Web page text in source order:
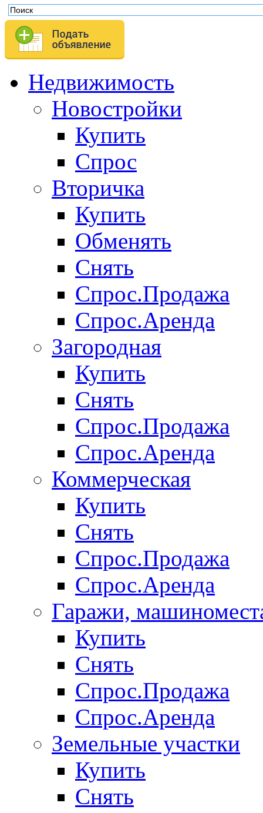
Недвижимость
Новостройки
Купить
Спрос
Вторичка
Купить
Обменять
Снять
Спрос.Продажа
Спрос.Аренда
Загородная
Купить
Снять
Спрос.Продажа
Спрос.Аренда
Коммерческая
Купить
Снять
Спрос.Продажа
Спрос.Аренда
Гаражи,
Купить
Снять
Спрос.Продажа
Спрос.Аренда
Земельные участки
Купить
Снять